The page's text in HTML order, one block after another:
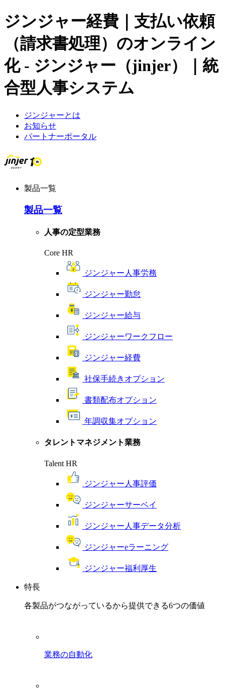
ジンジャー経費｜支払い依頼
（請求書処理）のオンライン
化 - ジンジャー（jinjer）｜統
合型人事システム
ジンジャーとは
お知らせ
パートナーポータル
製品一覧
製品一覧
人事の定型業務
Core HR
ジンジャー人事労務
ジンジャー勤怠
ジンジャー給与
ジンジャーワークフロー
ジンジャー経費
社保手続きオプション
書類配布オプション
年調収集オプション
タレントマネジメント業務
Talent HR
ジンジャー人事評価
ジンジャーサーベイ
ジンジャー人事データ分析
ジンジャーeラーニング
ジンジャー福利厚生
特長
各製品がつながっているから提供できる6つの価値
業務の自動化